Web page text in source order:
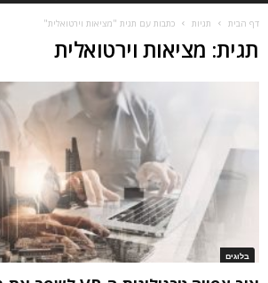
דף הבית תגיות כתבות עם תגית "מציאות וירטואלית"
תגית: מציאות וירטואלית
בלוגים